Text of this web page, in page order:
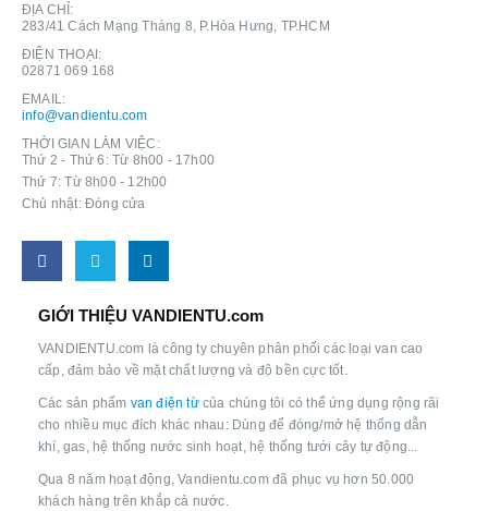
ĐỊA CHỈ:
283/41 Cách Mạng Tháng 8, P.Hòa Hưng, TP.HCM
ĐIỆN THOẠI:
02871 069 168
EMAIL:
info@vandientu.com
THỜI GIAN LÀM VIỆC:
Thứ 2 - Thứ 6: Từ 8h00 - 17h00
Thứ 7: Từ 8h00 - 12h00
Chủ nhật: Đóng cửa
GIỚI THIỆU VANDIENTU.com
VANDIENTU.com là công ty chuyên phân phối các loại van cao
cấp, đảm bảo về mặt chất lượng và độ bền cực tốt.
Các sản phẩm van điện từcủa chúng tôi có thể ứng dụng rộng rãi
cho nhiều mục đích khác nhau: Dùng để đóng/mở hệ thống dẫn
khí, gas, hệ thống nước sinh hoạt, hệ thống tưới cây tự động...
Qua 8 năm hoạt động, Vandientu.com đã phục vụ hơn 50.000
khách hàng trên khắp cả nước.